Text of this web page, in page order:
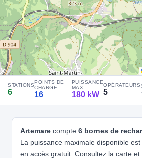
📍 Route de Belley, Ceyzérieu 01350 France
⚡ 25 kW CCS2 · CHAdeMO · Type 2 · EF
Recharge gratuite
CB acceptée Accès
🏍️ 2 roues
🧭 S'y rendre
4 ZEPHYRE SAS
Garage Pochet - 22 kW AC
📍 9 Rue de Lyon
🅿️ Parking privé à usage public Recharge
♿ Accessible PMR
Accès libre Réservable
🧭 S'y rendre
STATIONS
6
POINTS DE
CHARGE
16
PUISSANCE
MAX
180 kW
OPÉRATEURS
5
Artemare compte 6 bornes de
La puissance maximale disponible est
en accès gratuit. Consultez la carte et